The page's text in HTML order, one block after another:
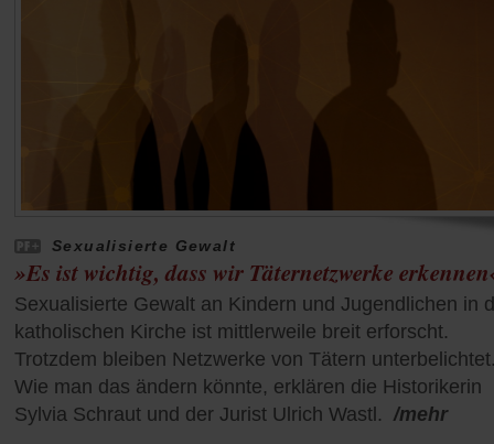
Sexualisierte Gewalt
»Es ist wichtig, dass wir Täternetzwerke
Sexualisierte Gewalt an Kindern und Jugendlichen in
katholischen Kirche ist mittlerweile breit erforscht.
Trotzdem bleiben Netzwerke von Tätern
Wie man das ändern könnte, erklären die Historikerin
Sylvia Schraut und der Jurist Ulrich Wastl. /mehr